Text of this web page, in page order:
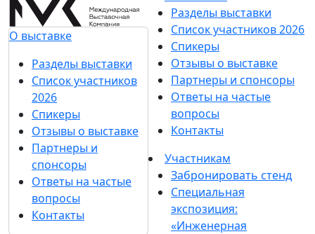
О выставке
Разделы выставки
Список участников
2026
Спикеры
Отзывы о выставке
Партнеры и
спонсоры
Ответы на частые
вопросы
Контакты
Разделы выставки
Список участников 2026
Спикеры
Отзывы о выставке
Партнеры и спонсоры
Ответы на частые
вопросы
Контакты
Участникам
Забронировать стенд
Специальная
экспозиция:
«Инженерная